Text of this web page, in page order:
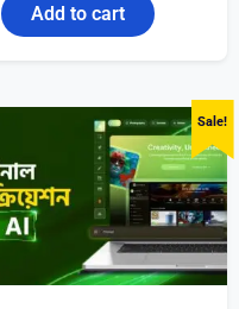
Add to cart
Sale!